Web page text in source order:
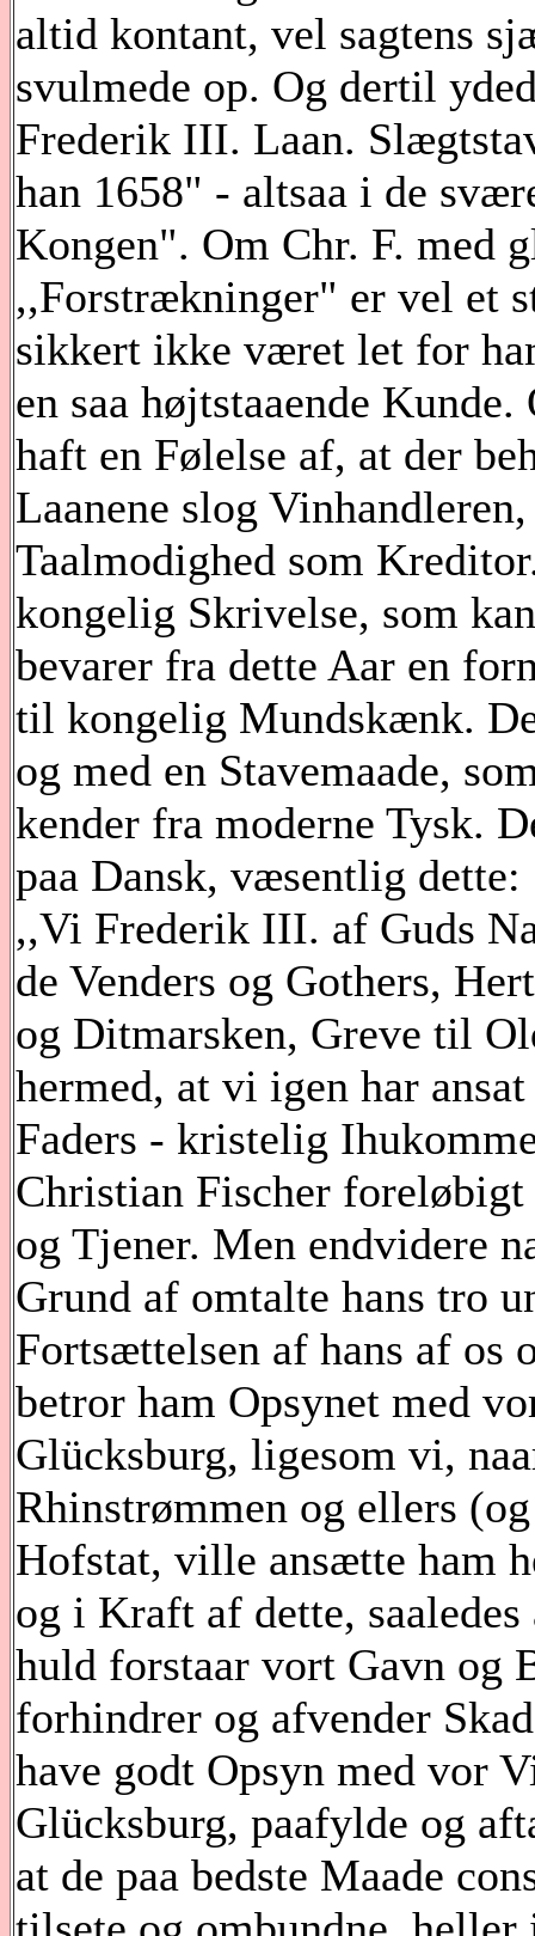
altid kontant, vel sagtens
svulmede op. Og dertil
Frederik III. Laan.
han 1658" - altsaa i de
Kongen". Om Chr. F. med
,,Forstrækninger" er vel et
sikkert ikke været let for
en saa højtstaaende
haft en Følelse af, at der
Laanene slog
Taalmodighed som
kongelig Skrivelse, som
bevarer fra dette Aar en
til kongelig Mundskænk.
og med en Stavemaade,
kender fra moderne Tysk.
paa Dansk, væsentlig dette:
,,Vi Frederik III. af Guds
de Venders og Gothers,
og Ditmarsken, Greve til
hermed, at vi igen har
Faders - kristelig
Christian Fischer
og Tjener. Men endvidere
Grund af omtalte hans tro
Fortsættelsen af hans af os
betror ham Opsynet med
Glücksburg, ligesom vi,
Rhinstrømmen og ellers
Hofstat, ville ansætte ham
og i Kraft af dette,
huld forstaar vort Gavn og
forhindrer og afvender
have godt Opsyn med vor
Glücksburg, paafylde og
at de paa bedste Maade